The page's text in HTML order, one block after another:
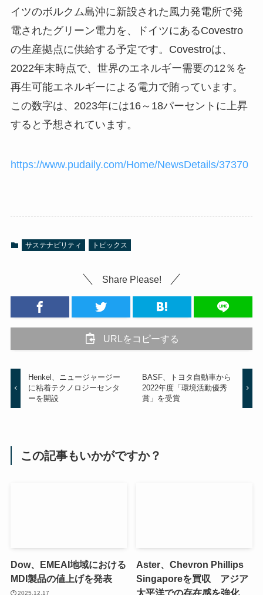
イツのボルクム島沖に新設された風力発電所で発
電されたグリーン電力を、ドイツにあるCovestro
の生産拠点に供給する予定です。Covestroは、
2022年末時点で、世界のエネルギー需要の12％を
再生可能エネルギーによる電力で賄っています。
この数字は、2023年には16～18パーセントに上昇
すると予想されています。
https://www.pudaily.com/Home/NewsDetails/37370
サステナビリティ トピックス
Share Please!
URLをコピーする
Henkel、ニュージャージー
に粘着テクノロジーセンタ
ーを開設
BASF、トヨタ自動車から
2022年度「環境活動優秀
賞」を受賞
この記事もいかがですか？
Dow、EMEAI地域における
MDI製品の値上げを発表
2025.12.17
Aster、Chevron Phillips
Singaporeを買収 アジア